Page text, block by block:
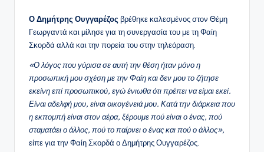
Ο Δημήτρης Ουγγαρέζος βρέθηκε καλεσμένος στον Θέμη
Γεωργαντά και μίλησε για τη συνεργασία του με τη Φαίη
Σκορδά αλλά και την πορεία του στην τηλεόραση.
«Ο λόγος που γύρισα σε αυτή την θέση ήταν μόνο η
προσωπική μου σχέση με την Φαίη και δεν μου το ζήτησε
εκείνη επί προσωπικού, εγώ ένιωθα ότι πρέπει να είμαι εκεί.
Είναι αδελφή μου, είναι οικογένειά μου. Κατά την διάρκεια που
η εκπομπή είναι στον αέρα, ξέρουμε πού είναι ο ένας, πού
σταματάει ο άλλος, πού το παίρνει ο ένας και πού ο άλλος»,
είπε για την Φαίη Σκορδά ο Δημήτρης Ουγγαρέζος.